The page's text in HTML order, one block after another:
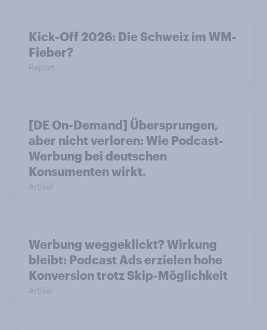
Kick-Off 2026: Die Schweiz im WM-
Fieber?​
Report
[DE On-Demand] Übersprungen,
aber nicht verloren: Wie Podcast-
Werbung bei deutschen
Konsumenten wirkt.
Artikel
Werbung weggeklickt? Wirkung
bleibt: Podcast Ads erzielen hohe
Konversion trotz Skip-Möglichkeit
Artikel